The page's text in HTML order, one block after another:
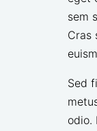
sem
Cras
Sed
odio.